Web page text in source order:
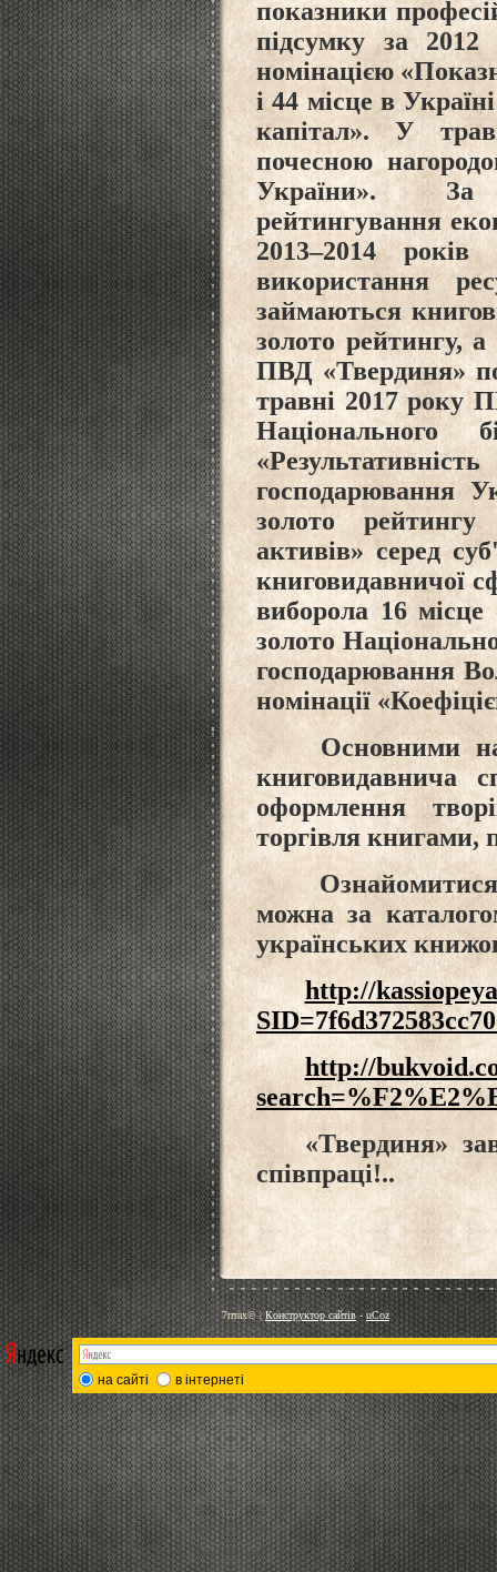
показники
підсумку за
номінацією
і 44 місце в
капітал». У
почесною
України». За
рейтингування
2013–2014 років
використання
займаються
золото рейтингу, а
ПВД «Твердиня»
травні 2017 року
Національного
господарювання
золото рейтингу
активів» серед
книговидавничої
виборола 16 місце
золото
господарювання
номінації
Основними
книговидавнича
оформлення
торгівля книгами,
можна за
українських
http://
http://
«Твердиня»
співпраці!..
7птах©|Конструктор сайтів-uCoz
на сайті в інтернеті